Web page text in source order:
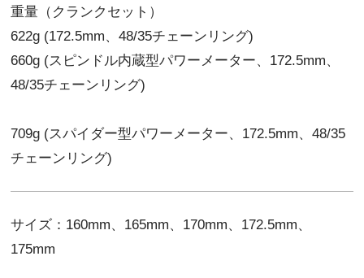
重量（クランクセット）
622g (172.5mm、48/35チェーンリング)
660g (スピンドル内蔵型パワーメーター、172.5mm、
48/35チェーンリング)
709g (スパイダー型パワーメーター、172.5mm、48/35
チェーンリング)
サイズ：160mm、165mm、170mm、172.5mm、
175mm